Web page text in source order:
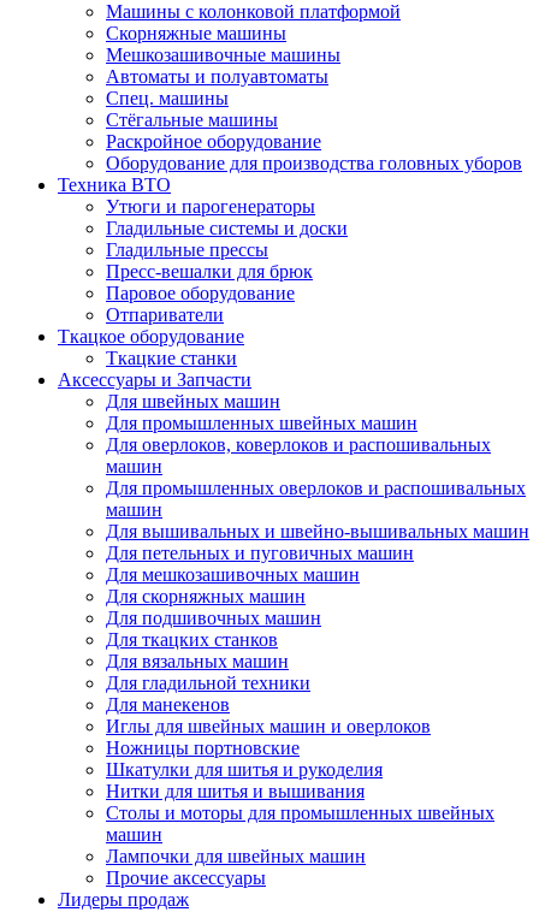
Машины с колонковой платформой
Cкорняжные машины
Мешкозашивочные машины
Автоматы и полуавтоматы
Спец. машины
Стёгальные машины
Раскройное оборудование
Оборудование для производства головных уборов
Техника ВТО
Утюги и парогенераторы
Гладильные системы и доски
Гладильные прессы
Пресс-вешалки для брюк
Паровое оборудование
Отпариватели
Ткацкое оборудование
Ткацкие станки
Аксессуары и Запчасти
Для швейных машин
Для промышленных швейных машин
Для оверлоков, коверлоков и распошивальных
машин
Для промышленных оверлоков и распошивальных
машин
Для вышивальных и швейно-вышивальных машин
Для петельных и пуговичных машин
Для мешкозашивочных машин
Для скорняжных машин
Для подшивочных машин
Для ткацких станков
Для вязальных машин
Для гладильной техники
Для манекенов
Иглы для швейных машин и оверлоков
Ножницы портновские
Шкатулки для шитья и рукоделия
Нитки для шитья и вышивания
Столы и моторы для промышленных швейных
машин
Лампочки для швейных машин
Прочие аксессуары
Лидеры продаж